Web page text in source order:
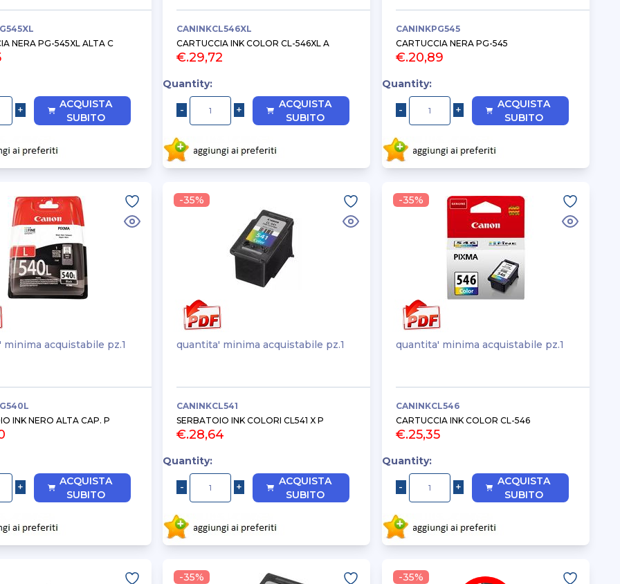
NERA PG-545XL ALTA C
ACQUISTA
SUBITO
CANINKCL546XL
CARTUCCIA INK COLOR CL-546XL A
€.29,72
Quantity:
ACQUISTA
SUBITO
CANINKPG545
CARTUCCIA NERA PG-545
€.20,89
Quantity:
ACQUISTA
SUBITO
acquistabile pz.1
INK NERO ALTA CAP. P
ACQUISTA
SUBITO
quantita' minima acquistabile pz.1
CANINKCL541
SERBATOIO INK COLORI CL541 X P
€.28,64
Quantity:
ACQUISTA
SUBITO
-35%
quantita' minima acquistabile pz.1
CANINKCL546
CARTUCCIA INK COLOR CL-546
€.25,35
Quantity:
ACQUISTA
SUBITO
-35%
-35% -35%